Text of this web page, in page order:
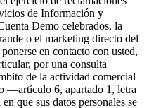
de Información y
Demo celebrados, la
o el marketing directo del
en contacto con usted,
por una consulta
de la actividad comercial
—artículo 6, apartado 1, letra
que sus datos personales se